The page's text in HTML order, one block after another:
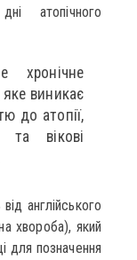
атопічного
хронічне
яке виникає
до атопії,
та вікові
англійського
хвороба), який
для позначення